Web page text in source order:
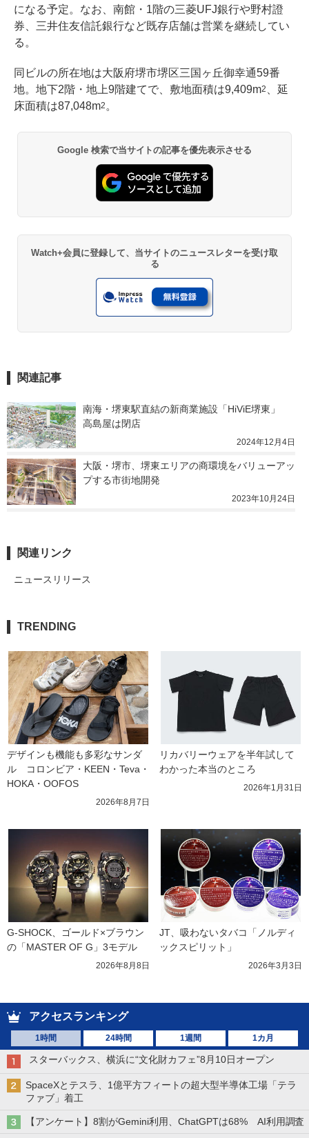
になる予定。なお、南館・1階の三菱UFJ銀行や野村證
券、三井住友信託銀行など既存店舗は営業を継続してい
る。
同ビルの所在地は大阪府堺市堺区三国ヶ丘御幸通59番
地。地下2階・地上9階建てで、敷地面積は9,409m2
、延
床面積は87,048m2 。
Google 検索で当サイトの記事を優先表示させる
Watch+会員に登録して、当サイトのニュースレターを受け取
る
関連記事
南海・堺東駅直結の新商業施設「HiViE堺東」
高島屋は閉店
2024年12月4日
大阪・堺市、堺東エリアの商環境をバリューアッ
プする市街地開発
2023年10月24日
関連リンク
ニュースリリース
TRENDING
デザインも機能も多彩なサンダ
ル　コロンビア・KEEN・Teva・
HOKA・OOFOS
2026年8月7日
リカバリーウェアを半年試して
わかった本当のところ
2026年1月31日
G-SHOCK、ゴールド×ブラウン
の「MASTER OF G」3モデル
2026年8月8日
JT、吸わないタバコ「ノルディ
ックスピリット」
2026年3月3日
アクセスランキング
1時間 24時間 1週間 1カ月
スターバックス、横浜に“文化財カフェ”8月10日オープン
SpaceXとテスラ、1億平方フィートの超大型半導体工場「テラ
ファブ」着工
【アンケート】8割がGemini利用、ChatGPTは68% AI利用調査